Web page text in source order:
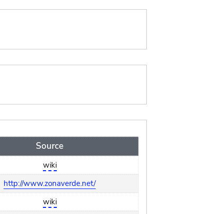
Source
wiki
http://www.zonaverde.net/
wiki